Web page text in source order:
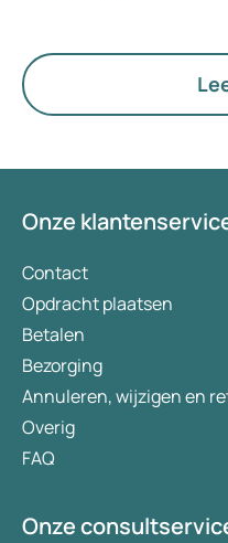
worden ingezet bij de
infecties zoals
en tuberculose.
Onze
Contact
Opdracht plaatsen
Betalen
Bezorging
Annuleren, wijzigen en
Overig
FAQ
Onze